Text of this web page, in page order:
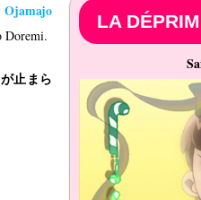
LA
Doremi.
止まら